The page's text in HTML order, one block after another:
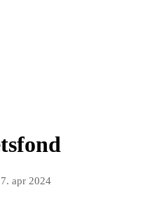
apr 2024